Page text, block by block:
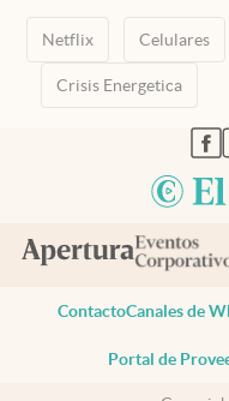
Netflix Celulares
Crisis Energetica
ContactoCanales de
Portal de